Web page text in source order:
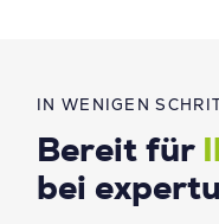
IN WENIGEN
Bereit für
bei